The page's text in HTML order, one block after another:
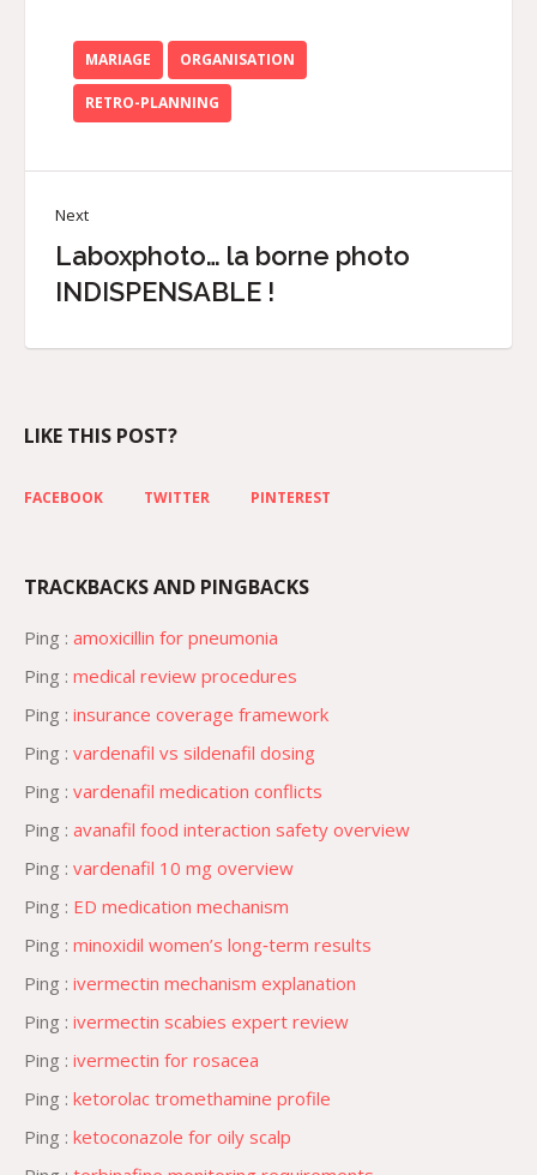
MARIAGE ORGANISATION
RETRO-PLANNING
Next
Laboxphoto… la borne photo
INDISPENSABLE !
LIKE THIS POST?
FACEBOOK TWITTER PINTEREST
TRACKBACKS AND PINGBACKS
Ping : amoxicillin for pneumonia
Ping : medical review procedures
Ping : insurance coverage framework
Ping : vardenafil vs sildenafil dosing
Ping : vardenafil medication conflicts
Ping : avanafil food interaction safety overview
Ping : vardenafil 10 mg overview
Ping : ED medication mechanism
Ping : minoxidil women’s long‑term results
Ping : ivermectin mechanism explanation
Ping : ivermectin scabies expert review
Ping : ivermectin for rosacea
Ping : ketorolac tromethamine profile
Ping : ketoconazole for oily scalp